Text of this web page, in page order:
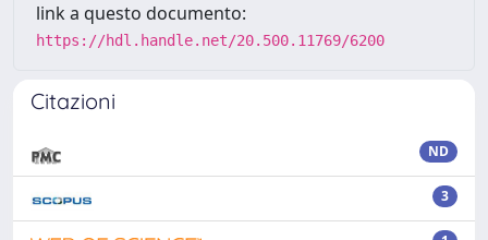
link a questo documento:
https://hdl.handle.net/20.500.11769/6200
Citazioni
ND
3